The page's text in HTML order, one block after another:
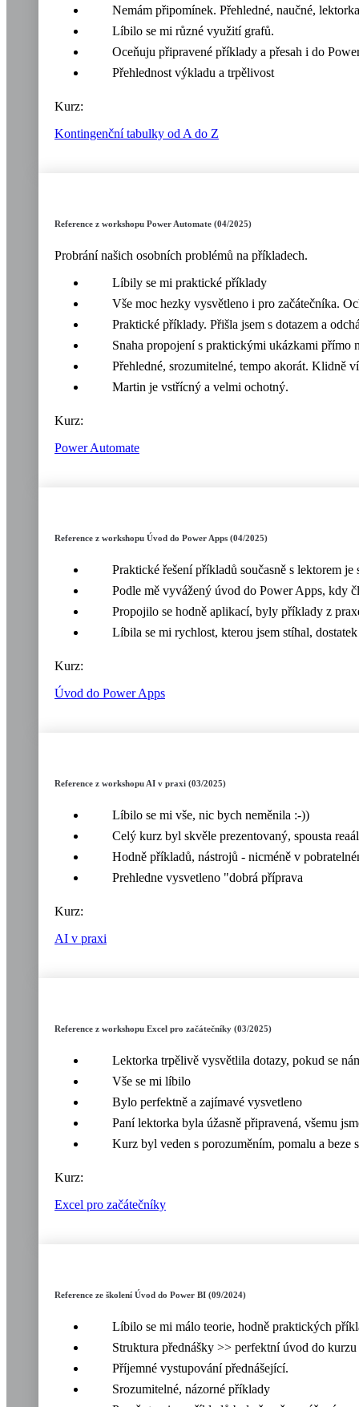
Nemám připomínek. Přehledné, naučné,
Líbilo se mi různé využití grafů.
Oceňuju připravené příklady a přesah i do
Přehlednost výkladu a trpělivost
Kurz:
Kontingenční tabulky od A do Z
Reference z workshopu Power Automate (04/2025)
Probrání našich osobních problémů na příkladech.
Líbily se mi praktické příklady
Vše moc hezky vysvětleno i pro začátečníka.
Praktické příklady. Přišla jsem s dotazem a
Snaha propojení s praktickými ukázkami přímo
Přehledné, srozumitelné, tempo akorát. Klidně
Martin je vstřícný a velmi ochotný.
Kurz:
Power Automate
Reference z workshopu Úvod do Power Apps (04/2025)
Praktické řešení příkladů současně s lektorem je
Podle mě vyvážený úvod do Power Apps, kdy
Propojilo se hodně aplikací, byly příklady z
Líbila se mi rychlost, kterou jsem stíhal,
Kurz:
Úvod do Power Apps
Reference z workshopu AI v praxi (03/2025)
Líbilo se mi vše, nic bych neměnila :-))
Celý kurz byl skvěle prezentovaný, spousta
Hodně příkladů, nástrojů - nicméně v
Prehledne vysvetleno "dobrá příprava
Kurz:
AI v praxi
Reference z workshopu Excel pro začátečníky (03/2025)
Lektorka trpělivě vysvětlila dotazy, pokud se
Vše se mi líbilo
Bylo perfektně a zajímavé vysvetleno
Paní lektorka byla úžasně připravená, všemu
Kurz byl veden s porozuměním, pomalu a
Kurz:
Excel pro začátečníky
Reference ze školení Úvod do Power BI (09/2024)
Líbilo se mi málo teorie, hodně praktických
Struktura přednášky >> perfektní úvod do kurzu
Příjemné vystupování přednášející.
Srozumitelné, názorné příklady